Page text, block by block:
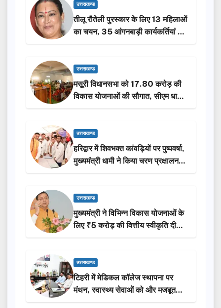
उत्तराखण्ड
तीलू रौतेली पुरस्कार के लिए 13 महिलाओं
का चयन, 35 आंगनबाड़ी कार्यकर्तियां भी
होंगी सम्मानित…
उत्तराखण्ड
मसूरी विधानसभा को 17.80 करोड़ की
विकास योजनाओं की सौगात, सीएम धामी
ने किया लोकार्पण-शिलान्यास.
उत्तराखण्ड
हरिद्वार में शिवभक्त कांवड़ियों पर पुष्पवर्षा,
मुख्यमंत्री धामी ने किया चरण प्रक्षालन…
उत्तराखण्ड
मुख्यमंत्री ने विभिन्न विकास योजनाओं के
लिए ₹5 करोड़ की वित्तीय स्वीकृति दी…
उत्तराखण्ड
टिहरी में मेडिकल कॉलेज स्थापना पर
मंथन, स्वास्थ्य सेवाओं को और मजबूत
करेगी सरकार: मुख्यमंत्री धामी…